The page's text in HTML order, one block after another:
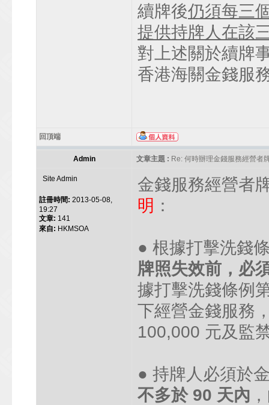
續牌後仍須每三
提供持牌人在該
對上述關於續牌
香港海關金錢服
回頂端
Admin 文章主題 : Re: 何時辦理金錢服務經營者
Site Admin
註冊時間: 2013-05-08,
19:27
文章: 141
來自: HKMSOA
金錢服務經營者
明 ：
● 根據打擊洗錢
牌照失效前，必
據打擊洗錢條例
下經營金錢服務
100,000 元及監
● 持牌人必須於
不多於 90 天內